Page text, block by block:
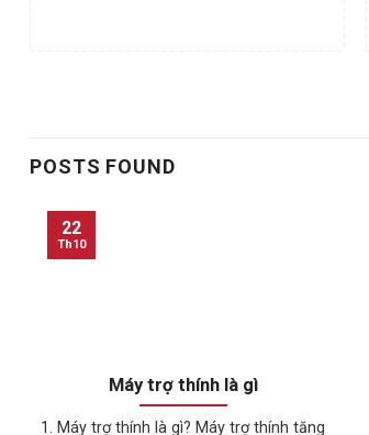
POSTS FOUND
Máy trợ thính là gì
1. Máy trợ thính là gì? Máy trợ thính tăng
22
Th10